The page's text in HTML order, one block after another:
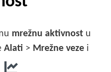
mrežnu aktivnost u
Alati > Mrežne veze i